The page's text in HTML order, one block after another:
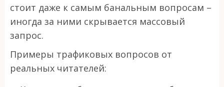
стоит даже к самым банальным вопросам –
иногда за ними скрывается массовый
запрос.
Примеры трафиковых вопросов от
реальных читателей: